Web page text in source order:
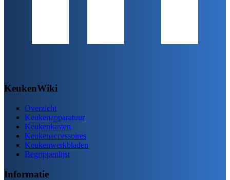
KeukenWiki
Overzicht
Keukenapparatuur
Keukenkasten
Keukenaccessoires
Keukenwerkbladen
Begrippenlijst
Informatie